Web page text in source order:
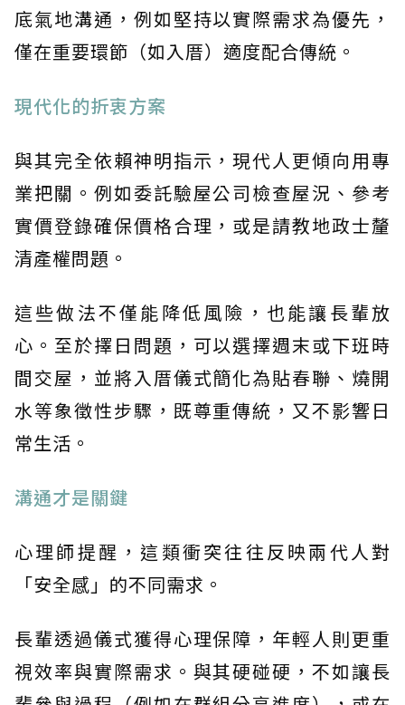
底氣地溝通，例如堅持以實際需求為優先，
僅在重要環節（如入厝）適度配合傳統。
現代化的折衷方案
與其完全依賴神明指示，現代人更傾向用專
業把關。例如委託驗屋公司檢查屋況、參考
實價登錄確保價格合理，或是請教地政士釐
清產權問題。
這些做法不僅能降低風險，也能讓長輩放
心。至於擇日問題，可以選擇週末或下班時
間交屋，並將入厝儀式簡化為貼春聯、燒開
水等象徵性步驟，既尊重傳統，又不影響日
常生活。
溝通才是關鍵
心理師提醒，這類衝突往往反映兩代人對
「安全感」的不同需求。
長輩透過儀式獲得心理保障，年輕人則更重
視效率與實際需求。與其硬碰硬，不如讓長